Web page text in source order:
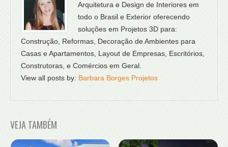
Arquitetura e Design de Interiores em
todo o Brasil e Exterior oferecendo
soluções em Projetos 3D para:
Construção, Reformas, Decoração de Ambientes para
Casas e Apartamentos, Layout de Empresas, Escritórios,
Construtoras, e Comércios em Geral.
View all posts by: Barbara Borges Projetos
VEJA TAMBÉM